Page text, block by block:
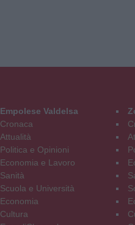
Empolese Valdelsa
Cronaca
Attualità
Politica e Opinioni
Economia e Lavoro
Sanità
Scuola e Università
Economia
Cultura